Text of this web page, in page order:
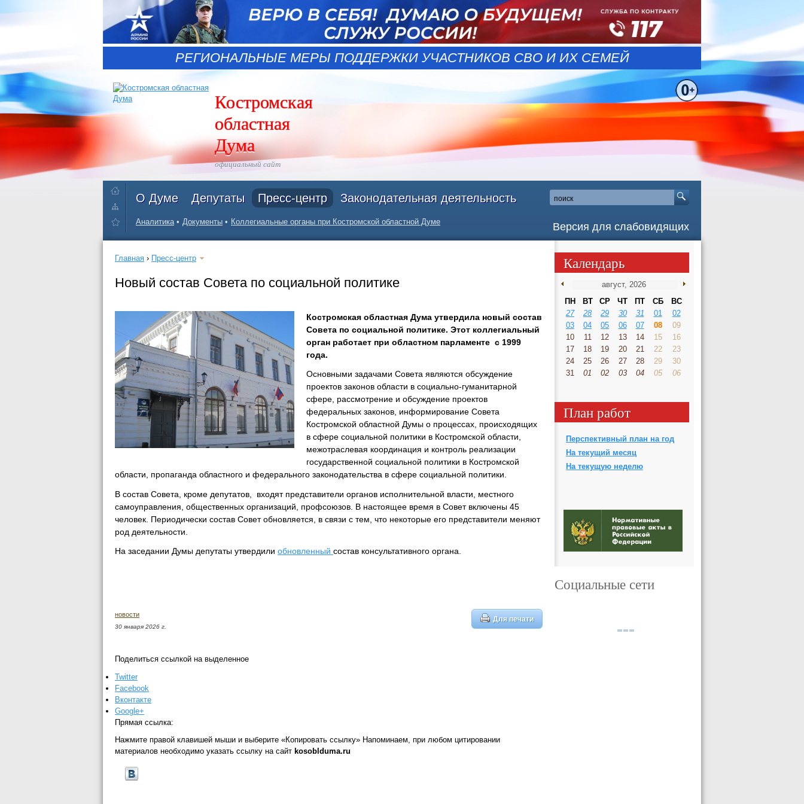
РЕГИОНАЛЬНЫЕ МЕРЫ ПОДДЕРЖКИ УЧАСТНИКОВ СВО И ИХ СЕМЕЙ
Костромская
областная
Дума
официальный сайт
Версия для слабовидящих
О Думе Депутаты Пресс-центр Законодательная деятельность
Аналитика Документы Коллегиальные органы при Костромской областной Думе
Главная › Пресс-центр
Новый состав Совета по социальной политике
Костромская областная Дума утвердила новый состав
Совета по социальной политике. Этот коллегиальный
орган работает при областном парламенте с 1999
года.
Основными задачами Совета являются обсуждение
проектов законов области в социально-гуманитарной
сфере, рассмотрение и обсуждение проектов
федеральных законов, информирование Совета
Костромской областной Думы о процессах, происходящих
в сфере социальной политики в Костромской области,
межотраслевая координация и контроль реализации
государственной социальной политики в Костромской
области, пропаганда областного и федерального законодательства в сфере социальной политики.
В состав Совета, кроме депутатов, входят представители органов исполнительной власти, местного
самоуправления, общественных организаций, профсоюзов. В настоящее время в Совет включены 45
человек. Периодически состав Совет обновляется, в связи с тем, что некоторые его представители меняют
род деятельности.
На заседании Думы депутаты утвердили обновленный состав консультативного органа.
Для печати
новости
30 января 2026 г.
Поделиться ссылкой на выделенное
Twitter
Facebook
Вконтакте
Google+
Прямая ссылка:
Нажмите правой клавишей мыши и выберите «Копировать ссылку» Напоминаем, при любом цитировании
материалов необходимо указать ссылку на сайт kosoblduma.ru
Календарь
ПН ВТ СР ЧТ ПТ СБ
ВС
27
28 29 30 31 01
02
03
04 05 06 07 08
09
10
11 12 13 14 15
16
17
18 19 20 21 22
23
24
25 26 27 28 29
30
31
01 02 03 04 05 06
План работ
Перспективный план на год
На текущий месяц
На текущую неделю
Социальные сети